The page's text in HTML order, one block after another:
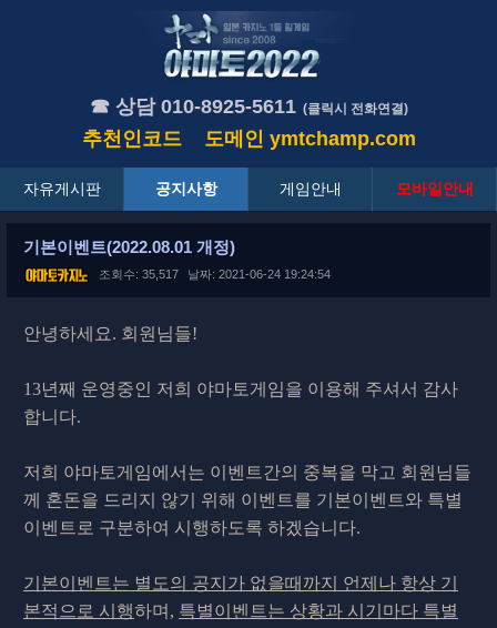
☎ 상담 010-8925-5611 (클릭시 전화연결)
추천인코드 도메인 ymtchamp.com
자유게시판 공지사항 게임안내 모바일안내
기본이벤트(2022.08.01 개정)
조회수: 35,517 날짜: 2021-06-24 19:24:54
안녕하세요. 회원님들!
13년째 운영중인 저희 야마토게임을 이용해 주셔서 감사
합니다.
저희 야마토게임에서는 이벤트간의 중복을 막고 회원님들
께 혼돈을 드리지 않기 위해 이벤트를 기본이벤트와 특별
이벤트로 구분하여 시행하도록 하겠습니다.
기본이벤트는 별도의 공지가 없을때까지 언제나 항상 기
본적으로 시행하며, 특별이벤트는 상황과 시기마다 특별